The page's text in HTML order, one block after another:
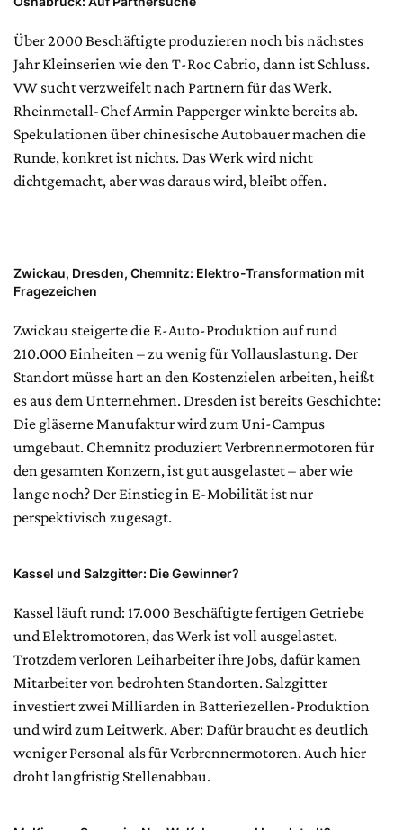
Über 2000 Beschäftigte produzieren noch bis nächstes
Jahr Kleinserien wie den T-Roc Cabrio, dann ist Schluss.
VW sucht verzweifelt nach Partnern für das Werk.
Rheinmetall-Chef Armin Papperger winkte bereits ab.
Spekulationen über chinesische Autobauer machen die
Runde, konkret ist nichts. Das Werk wird nicht
dichtgemacht, aber was daraus wird, bleibt offen.
Zwickau, Dresden, Chemnitz: Elektro-Transformation mit
Fragezeichen
Zwickau steigerte die E-Auto-Produktion auf rund
210.000 Einheiten – zu wenig für Vollauslastung. Der
Standort müsse hart an den Kostenzielen arbeiten, heißt
es aus dem Unternehmen. Dresden ist bereits Geschichte:
Die gläserne Manufaktur wird zum Uni-Campus
umgebaut. Chemnitz produziert Verbrennermotoren für
den gesamten Konzern, ist gut ausgelastet – aber wie
lange noch? Der Einstieg in E-Mobilität ist nur
perspektivisch zugesagt.
Kassel und Salzgitter: Die Gewinner?
Kassel läuft rund: 17.000 Beschäftigte fertigen Getriebe
und Elektromotoren, das Werk ist voll ausgelastet.
Trotzdem verloren Leiharbeiter ihre Jobs, dafür kamen
Mitarbeiter von bedrohten Standorten. Salzgitter
investiert zwei Milliarden in Batteriezellen-Produktion
und wird zum Leitwerk. Aber: Dafür braucht es deutlich
weniger Personal als für Verbrennermotoren. Auch hier
droht langfristig Stellenabbau.